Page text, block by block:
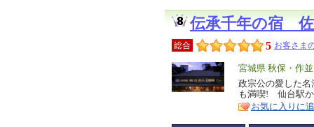
伝承千年の宿
総合 5 お客さま
エ
リ
ア
宮城県 秋保・作並
特
徴
政宗公の愛した
も満喫! 仙台駅
お気に入りに